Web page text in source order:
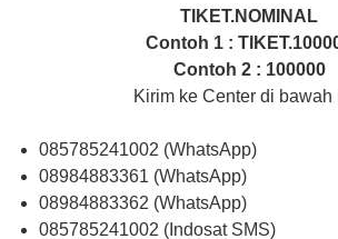
TIKET.NOMINAL
Contoh 1 :
Contoh 2 : 100000
Kirim ke Center di bawah
085785241002 (WhatsApp)
08984883361 (WhatsApp)
08984883362 (WhatsApp)
085785241002 (Indosat SMS)